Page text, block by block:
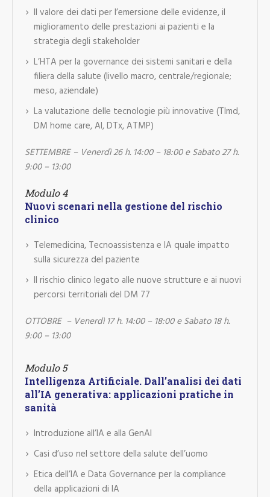
Il valore dei dati per l’emersione delle evidenze, il
miglioramento delle prestazioni ai pazienti e la
strategia degli stakeholder
L’HTA per la governance dei sistemi sanitari e della
filiera della salute (livello macro, centrale/regionale;
meso, aziendale)
La valutazione delle tecnologie più innovative (Tlmd,
DM home care, AI, DTx, ATMP)
SETTEMBRE – Venerdì 26 h. 14:00 – 18:00 e Sabato 27 h.
9:00 – 13:00
Modulo 4
Nuovi scenari nella gestione del rischio
clinico
Telemedicina, Tecnoassistenza e IA quale impatto
sulla sicurezza del paziente
Il rischio clinico legato alle nuove strutture e ai nuovi
percorsi territoriali del DM 77
OTTOBRE – Venerdì 17 h. 14:00 – 18:00 e Sabato 18 h.
9:00 – 13:00
Modulo 5
Intelligenza Artificiale. Dall’analisi dei dati
all’IA generativa: applicazioni pratiche in
sanità
Introduzione all’IA e alla GenAI
Casi d’uso nel settore della salute dell’uomo
Etica dell’IA e Data Governance per la compliance
della applicazioni di IA